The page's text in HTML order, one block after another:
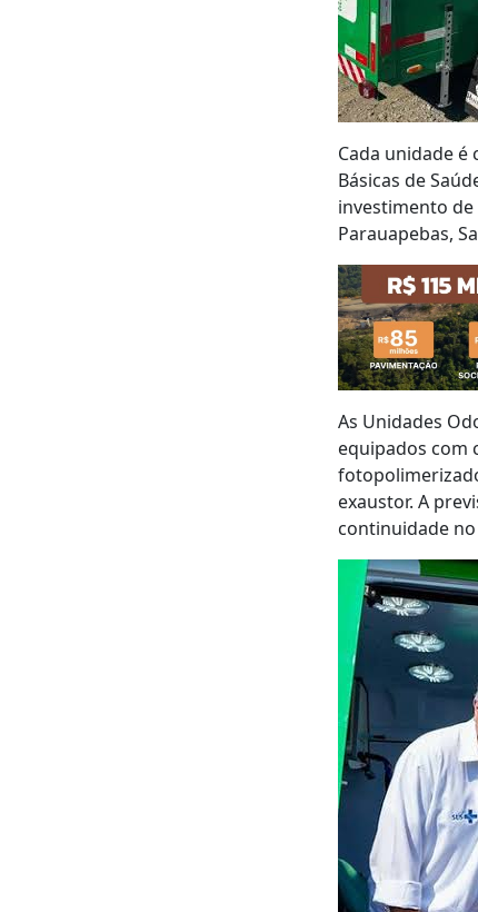
Cada unidade é
Básicas de
investimento de
Parauapebas,
As Unidades
equipados com
exaustor. A
continuidade